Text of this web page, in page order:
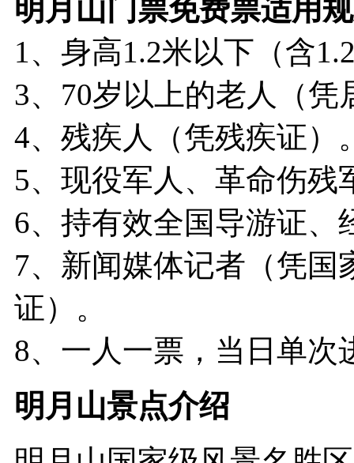
明月山门票免费票适用
1、身高1.2米以下（含
3、70岁以上的老人（凭
4、残疾人（凭残疾证）
5、现役军人、革命伤残
6、持有效全国导游证、
7、新闻媒体记者（凭国
证）。
8、一人一票，当日单次
明月山景点介绍